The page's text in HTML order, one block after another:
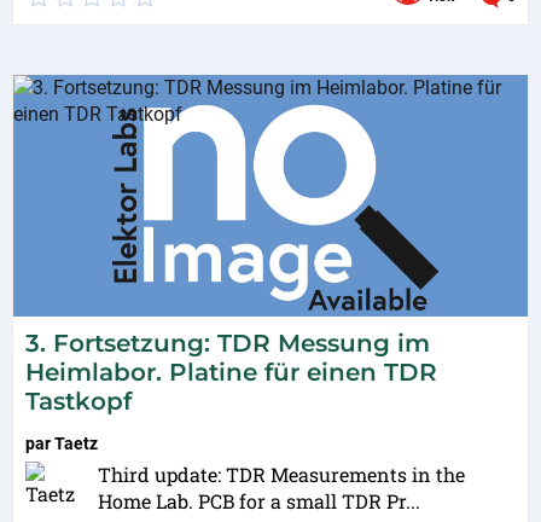
3. Fortsetzung: TDR Messung im
Heimlabor. Platine für einen TDR
Tastkopf
parTaetz
Third update: TDR Measurements in the
Home Lab. PCB for a small TDR Pr...